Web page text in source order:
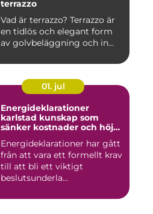
terrazzo
Vad är terrazzo? Terrazzo är
en tidlös och elegant form
av golvbeläggning och in...
01. jul
Energideklarationer
karlstad kunskap som
sänker kostnader och höjer
Energideklarationer har gått
från att vara ett formellt krav
till att bli ett viktigt
beslutsunderla...